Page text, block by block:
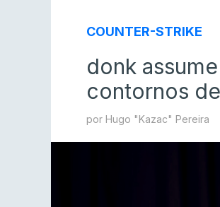
COUNTER-STRIKE
donk
contornos
por Hugo "Kazac" Pereira